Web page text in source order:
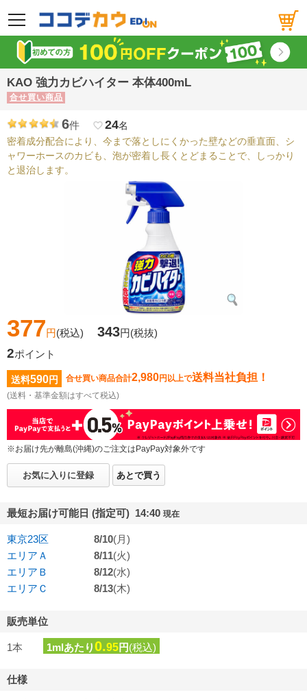
メニュー
KAO 強力カビハイター 本体400mL
合せ買い商品
6件 favorite_border24名
密着成分配合により、今まで落としにくかった壁などの垂直面、シ
ャワーホースのカビも、泡が密着し長くとどまることで、しっかり
と退治します。
377円(税込) 343円(税抜)
2ポイント
送料590円 合せ買い商品合計2,980円以上で送料当社負担！
(送料・基準金額はすべて税込)
※お届け先が離島(沖縄)のご注文はPayPay対象外です
お気に入りに登録 あとで買う
最短お届け可能日 (指定可) 14:40 現在
東京23区 8/10(月)
エリアＡ
8/11(火)
エリアＢ
8/12(水)
エリアＣ
8/13(木)
販売単位
1本 1mlあたり 0.95円(税込)
仕様